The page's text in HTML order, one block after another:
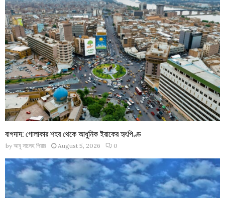
বাগদাদ: গোলাকার শহর থেকে আধুনিক ইরাকের হৃৎপিণ্ড
by আবু সালেহ পিয়ার August 5, 2026 0